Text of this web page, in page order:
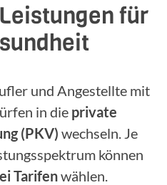
für
und Angestellte mit
in die private
(PKV) wechseln. Je
können
Tarifenwählen.